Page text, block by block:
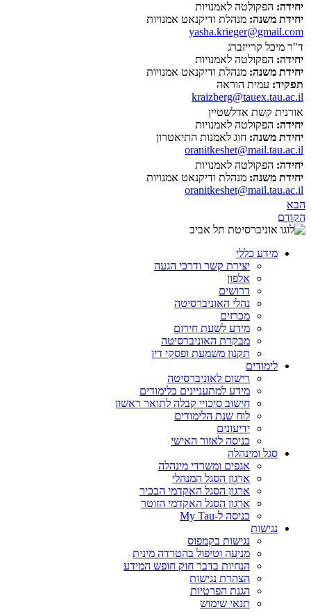
יחידה: הפקולטה לאמנויות
יחידת משנה: מנהלת ודיקנאט אמנויות
yasha.krieger@gmail.com
ד"ר מיכל קרייזברג
יחידה: הפקולטה לאמנויות
יחידת משנה: מנהלת ודיקנאט אמנויות
תפקיד: עמית הוראה
kraizberg@tauex.tau.ac.il
אורנית קשת אדלשטיין
יחידה: הפקולטה לאמנויות
יחידת משנה: חוג לאמנות התיאטרון
oranitkeshet@mail.tau.ac.il
יחידה: הפקולטה לאמנויות
יחידת משנה: מנהלת ודיקנאט אמנויות
oranitkeshet@mail.tau.ac.il
הבא
הקודם
מידע כללי
יצירת קשר ודרכי הגעה
אלפון
דרושים
נהלי האוניברסיטה
מכרזים
מידע לשעת חירום
מבקרת האוניברסיטה
תקנון משמעת ופסקי דין
לימודים
רישום לאוניברסיטה
מידע למתעניינים בלימודים
חישוב סיכויי קבלה לתואר ראשון
לוח שנת הלימודים
ידיעונים
כניסה לאזור האישי
סגל ומינהלה
אגפים ומשרדי מינהלה
ארגון הסגל המנהלי
ארגון הסגל האקדמי הבכיר
ארגון הסגל האקדמי הזוטר
כניסה ל-My Tau
נגישות
נגישות בקמפוס
מניעה וטיפול בהטרדה מינית
הנחיות בדבר חוק חופש המידע
הצהרת נגישות
הגנת הפרטיות
תנאי שימוש